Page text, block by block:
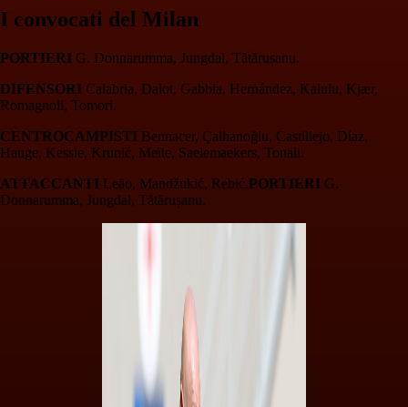
I convocati del Milan
PORTIERI G. Donnarumma, Jungdal, Tătărușanu.
DIFENSORI Calabria, Dalot, Gabbia, Hernández, Kalulu, Kjær,
Romagnoli, Tomori.
CENTROCAMPISTI Bennacer, Çalhanoğlu, Castillejo, Díaz,
Hauge, Kessie, Krunić, Meïte, Saelemaekers, Tonali.
ATTACCANTI Leão, Mandžukić, Rebić.PORTIERI G.
Donnarumma, Jungdal, Tătărușanu.